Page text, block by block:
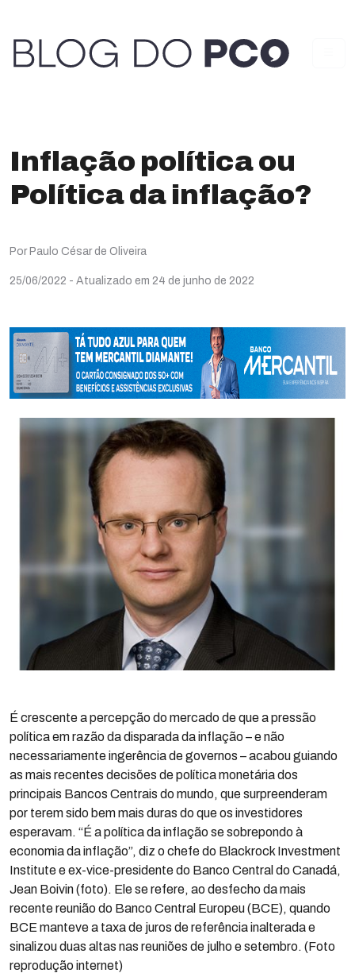
Inflação política ou
Política da inflação?
Por Paulo César de Oliveira
25/06/2022 - Atualizado em 24 de junho de 2022
É crescente a percepção do mercado de que a pressão
política em razão da disparada da inflação – e não
necessariamente ingerência de governos – acabou guiando
as mais recentes decisões de política monetária dos
principais Bancos Centrais do mundo, que surpreenderam
por terem sido bem mais duras do que os investidores
esperavam. “É a política da inflação se sobrepondo à
economia da inflação”, diz o chefe do Blackrock Investment
Institute e ex-vice-presidente do Banco Central do Canadá,
Jean Boivin (foto). Ele se refere, ao desfecho da mais
recente reunião do Banco Central Europeu (BCE), quando
BCE manteve a taxa de juros de referência inalterada e
sinalizou duas altas nas reuniões de julho e setembro. (Foto
reprodução internet)